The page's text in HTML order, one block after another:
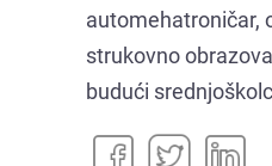
automehatroničar,
strukovno
budući